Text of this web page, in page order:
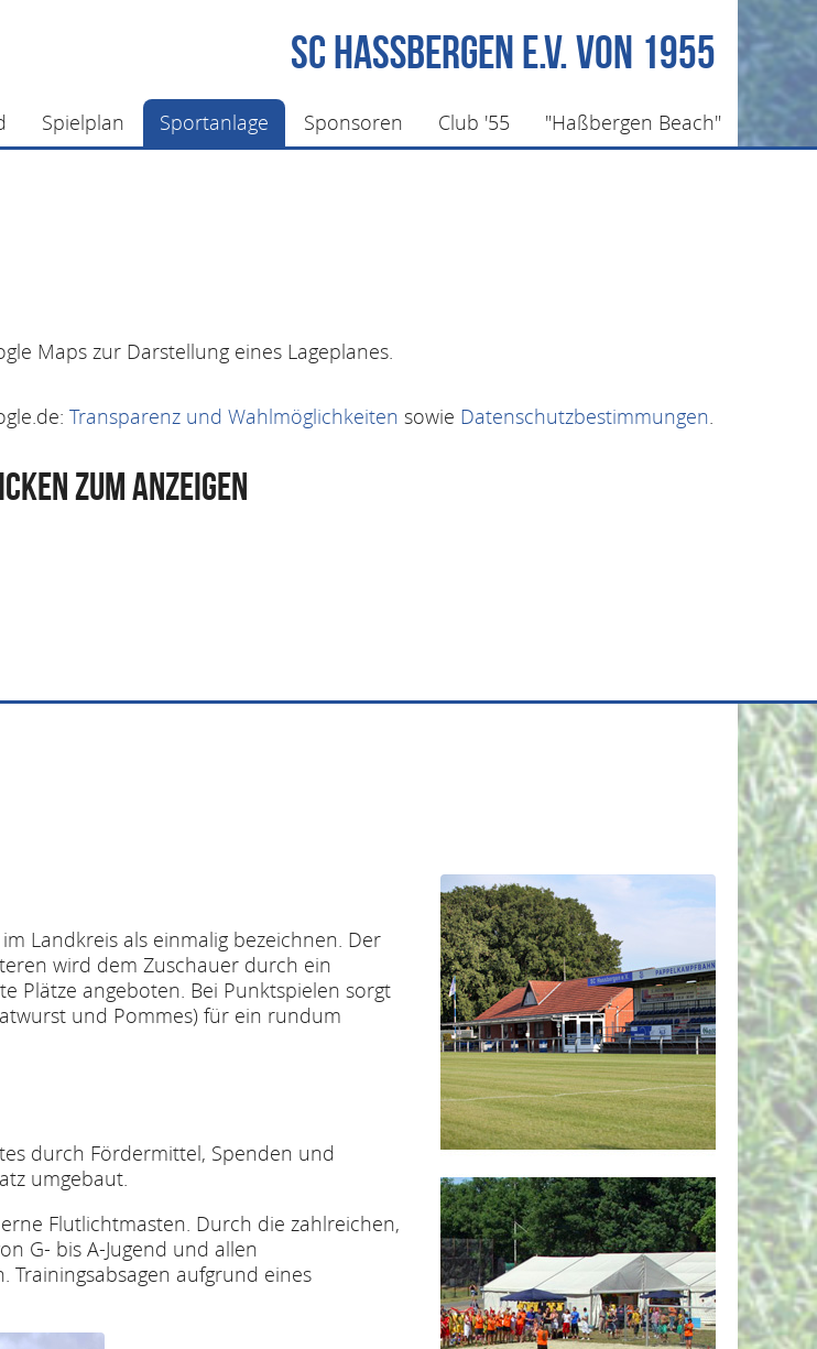
SC Haßbergen e.V. von 1955
Spielplan Sportanlage Sponsoren Club '55 "Haßbergen Beach"
Maps zur Darstellung eines Lageplanes.
Transparenz und Wahlmöglichkeiten sowie Datenschutzbestimmungen
ZUM ANZEIGEN
Landkreis als einmalig bezeichnen. Der
wird dem Zuschauer durch ein
Plätze angeboten. Bei Punktspielen sorgt
und Pommes) für ein rundum
durch Fördermittel, Spenden und
umgebaut.
Flutlichtmasten. Durch die zahlreichen,
G- bis A-Jugend und allen
aufgrund eines